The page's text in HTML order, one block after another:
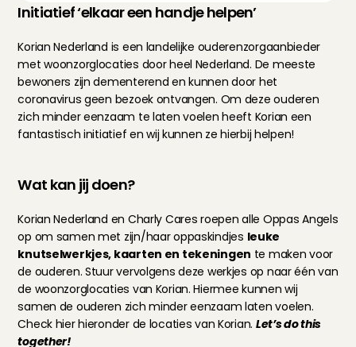
Initiatief ‘elkaar een handje helpen’
Korian Nederland is een landelijke ouderenzorgaanbieder
met woonzorglocaties door heel Nederland. De meeste
bewoners zijn dementerend en kunnen door het
coronavirus geen bezoek ontvangen. Om deze ouderen
zich minder eenzaam te laten voelen heeft Korian een
fantastisch initiatief en wij kunnen ze hierbij helpen!
Wat kan jij doen?
Korian Nederland en Charly Cares roepen alle Oppas Angels
op om samen met zijn/haar oppaskindjes leuke
knutselwerkjes, kaarten en tekeningen te maken voor
de ouderen. Stuur vervolgens deze werkjes op naar één van
de woonzorglocaties van Korian. Hiermee kunnen wij
samen de ouderen zich minder eenzaam laten voelen.
Check hier hieronder de locaties van Korian. Let’s do this
together!